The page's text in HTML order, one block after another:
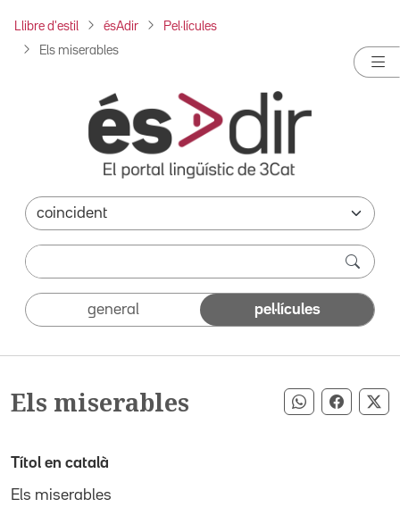
Llibre d'estil ésAdir Pel·lícules
Els miserables
general pel·lícules
Els miserables Compartir
Títol en català
Els miserables